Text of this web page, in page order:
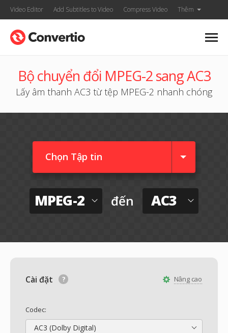
Video Editor Add Subtitles to Video Compress Video Thêm
Bộ chuyển đổi MPEG-2 sang AC3
Lấy âm thanh AC3 từ tệp MPEG-2 nhanh chóng
Chọn Tập tin
MPEG-2 đến AC3
Nâng cao
Cài đặt
Codec:
AC3 (Dolby Digital)